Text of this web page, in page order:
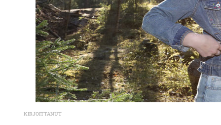
KIRJOITTANUT